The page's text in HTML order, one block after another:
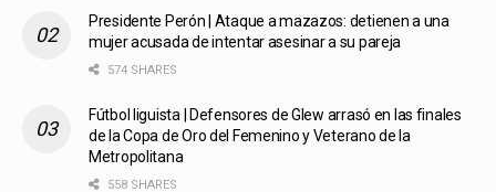
Presidente Perón | Ataque a mazazos: detienen a una
mujer acusada de intentar asesinar a su pareja
574 SHARES
Fútbol liguista | Defensores de Glew arrasó en las finales
de la Copa de Oro del Femenino y Veterano de la
Metropolitana
558 SHARES